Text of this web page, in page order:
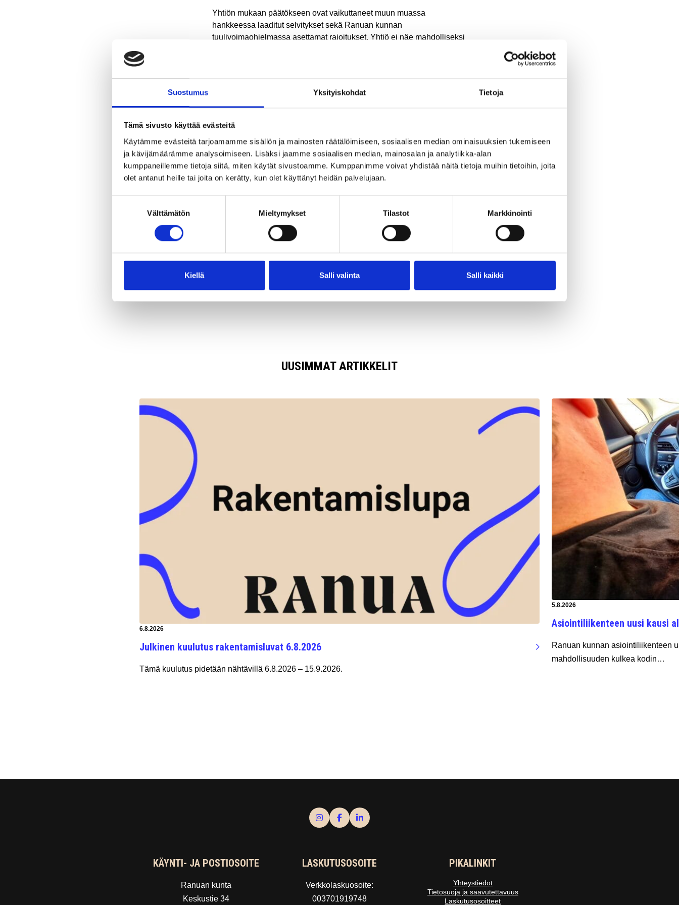
Suostumus Yksityiskohdat Tietoja
Tämä sivusto käyttää evästeitä
Käytämme evästeitä tarjoamamme sisällön ja mainosten räätälöimiseen, sosiaalisen median ominaisuuksien tukemiseen
ja kävijämäärämme analysoimiseen. Lisäksi jaamme sosiaalisen median, mainosalan ja analytiikka-alan
kumppaneillemme tietoja siitä, miten käytät sivustoamme. Kumppanimme voivat yhdistää näitä tietoja muihin tietoihin, joita
olet antanut heille tai joita on kerätty, kun olet käyttänyt heidän palvelujaan.
Välttämätön Mieltymykset Tilastot Markkinointi
Kiellä Salli valinta Salli kaikki
Yhtiön mukaan päätökseen ovat vaikuttaneet muun muassa
hankkeessa laaditut selvitykset sekä Ranuan kunnan
tuulivoimaohjelmassa asettamat rajoitukset. Yhtiö ei näe mahdolliseksi
teollista toimintaa, ei toteuteta”.
laajuuden toteuttaminen olisi yhtiön nykytietojen perusteella
mahdotonta. Kaavoitusaloite oli hyväksytty valtuustossa 10.6.2024.
Lamminperänsuon hankealue sijoittui Ranuan pohjoisosaan.
Kunnan tekninen osasto tiedusteli hankkeen tilaa ja onko hanke
etenemässä. Lopettamispäätös tuli vastauksena tähän tiedusteluun.
Katso lisätietoja Ranuan tuulivoimahankkeista täältä.
Jaa artikkeli:
UUSIMMAT ARTIKKELIT
Artikkeli luotu:
6.8.2026
Julkinen kuulutus rakentamisluvat 6.8.2026
Tämä kuulutus pidetään nähtävillä 6.8.2026 – 15.9.2026.
Artikkeli luotu:
5.8.2026
Asiointiliikenteen uusi kausi
Ranuan kunnan asiointiliikenteen
mahdollisuuden kulkea kodin…
KÄYNTI- JA POSTIOSOITE
Ranuan kunta
Keskustie 34
LASKUTUSOSOITE
Verkkolaskuosoite:
003701919748
PIKALINKIT
Yhteystiedot
Tietosuoja ja saavutettavuus
Laskutusosoitteet